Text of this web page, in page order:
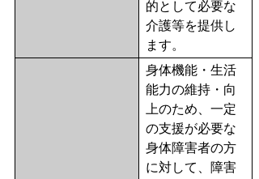
的として必要な
介護等を提供し
ます。
身体機能・生活
能力の維持・向
上のため、一定
の支援が必要な
身体障害者の方
に対して、障害